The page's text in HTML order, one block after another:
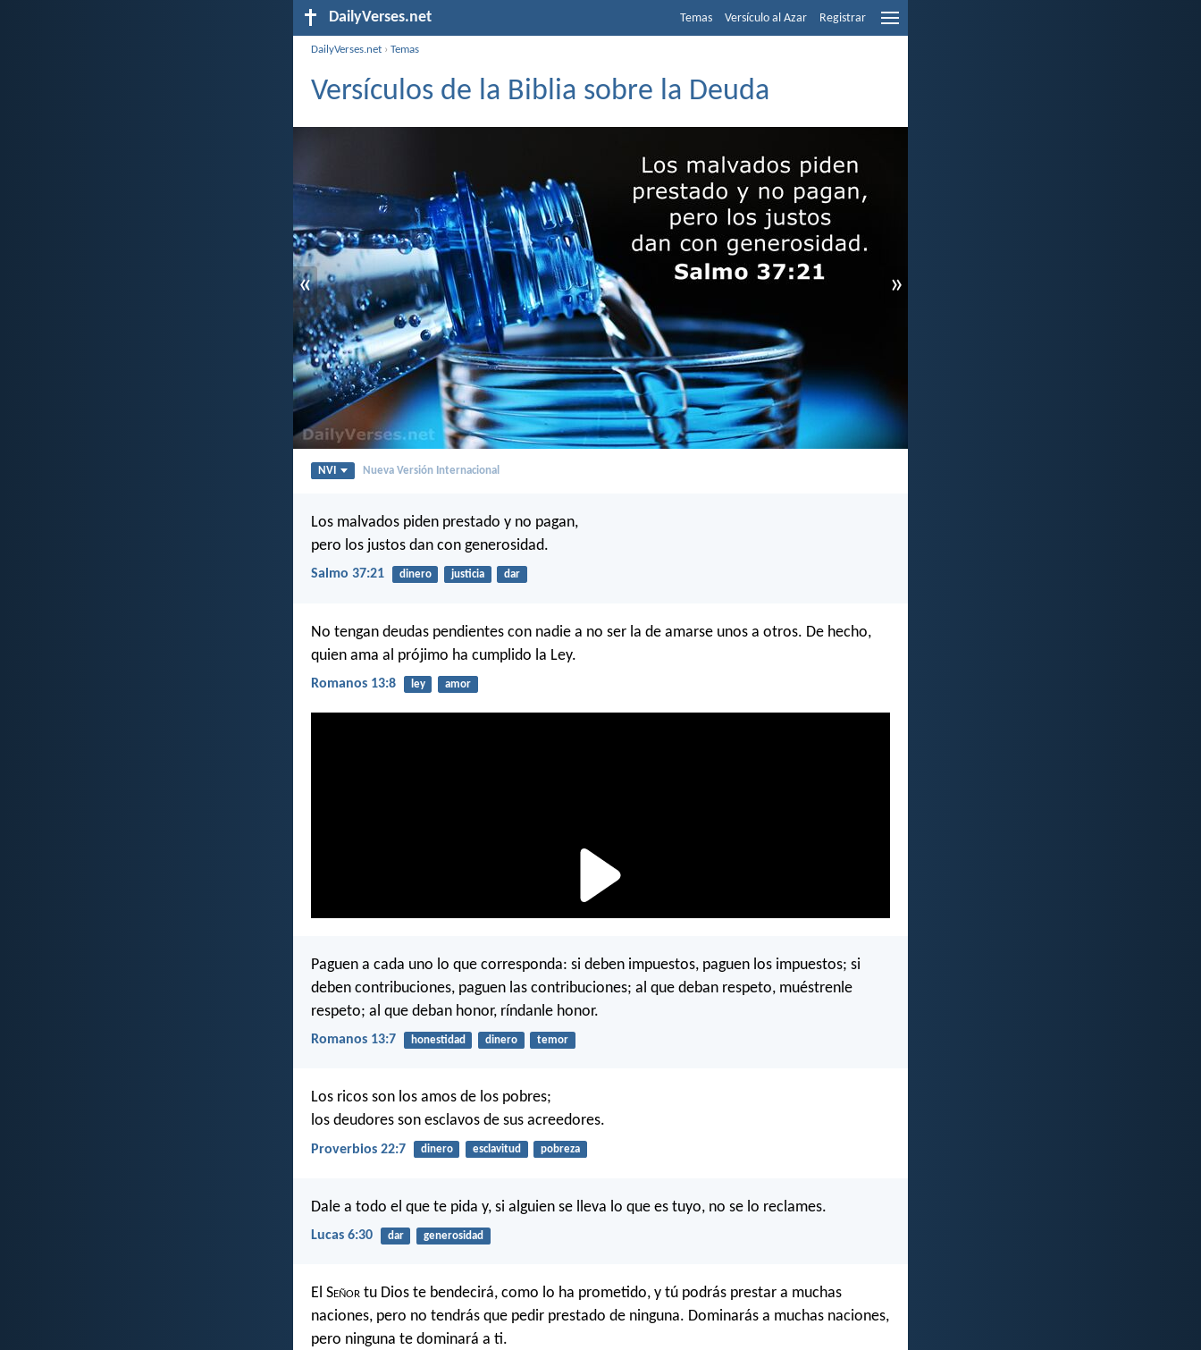
DailyVerses.net Temas Versículo al Azar Registrar
DailyVerses.net ›Temas
Versículos de la Biblia sobre la Deuda
« »
NVI Nueva Versión Internacional
Los malvados piden prestado y no pagan,
pero los justos dan con generosidad.
Salmo 37:21 dinero justicia dar
No tengan deudas pendientes con nadie a no ser la de amarse unos a otros. De hecho,
quien ama al prójimo ha cumplido la Ley.
Romanos 13:8 ley amor
Paguen a cada uno lo que corresponda: si deben impuestos, paguen los impuestos; si
deben contribuciones, paguen las contribuciones; al que deban respeto, muéstrenle
respeto; al que deban honor, ríndanle honor.
Romanos 13:7 honestidad dinero temor
Los ricos son los amos de los pobres;
los deudores son esclavos de sus acreedores.
Proverbios 22:7 dinero esclavitud pobreza
Dale a todo el que te pida y, si alguien se lleva lo que es tuyo, no se lo reclames.
Lucas 6:30 dar generosidad
El Señor tu Dios te bendecirá, como lo ha prometido, y tú podrás prestar a muchas
naciones, pero no tendrás que pedir prestado de ninguna. Dominarás a muchas naciones,
pero ninguna te dominará a ti.